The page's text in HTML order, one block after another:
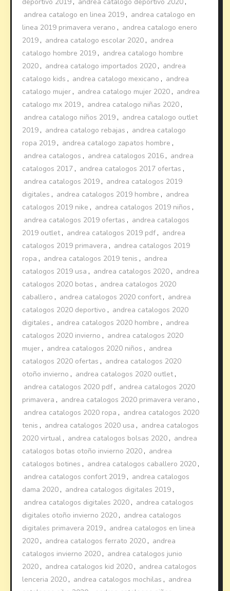
andrea catalogo en linea 2019 , andrea catalogo en
linea 2019 primavera verano , andrea catalogo enero
2019 , andrea catalogo escolar 2020 , andrea
catalogo hombre 2019 , andrea catalogo hombre
2020 , andrea catalogo importados 2020 , andrea
catalogo kids , andrea catalogo mexicano , andrea
catalogo mujer , andrea catalogo mujer 2020 , andrea
catalogo mx 2019 , andrea catalogo niñas 2020 ,
andrea catalogo niños 2019 , andrea catalogo outlet
2019 , andrea catalogo rebajas , andrea catalogo
ropa 2019 , andrea catalogo zapatos hombre ,
andrea catalogos , andrea catalogos 2016 , andrea
catalogos 2017 , andrea catalogos 2017 ofertas ,
andrea catalogos 2019 , andrea catalogos 2019
digitales , andrea catalogos 2019 hombre , andrea
catalogos 2019 nike , andrea catalogos 2019 niños ,
andrea catalogos 2019 ofertas , andrea catalogos
2019 outlet, andrea catalogos 2019 pdf , andrea
catalogos 2019 primavera , andrea catalogos 2019
ropa , andrea catalogos 2019 tenis , andrea
catalogos 2019 usa , andrea catalogos 2020 , andrea
catalogos 2020 botas , andrea catalogos 2020
caballero , andrea catalogos 2020 confort, andrea
catalogos 2020 deportivo , andrea catalogos 2020
digitales , andrea catalogos 2020 hombre , andrea
catalogos 2020 invierno , andrea catalogos 2020
mujer , andrea catalogos 2020 niños , andrea
catalogos 2020 ofertas , andrea catalogos 2020
otoño invierno , andrea catalogos 2020 outlet,
andrea catalogos 2020 pdf , andrea catalogos 2020
primavera , andrea catalogos 2020 primavera verano ,
andrea catalogos 2020 ropa , andrea catalogos 2020
tenis , andrea catalogos 2020 usa , andrea catalogos
2020 virtual , andrea catalogos bolsas 2020 , andrea
catalogos botas otoño invierno 2020 , andrea
catalogos botines , andrea catalogos caballero 2020 ,
andrea catalogos confort 2019 , andrea catalogos
dama 2020 , andrea catalogos digitales 2019 ,
andrea catalogos digitales 2020 , andrea catalogos
digitales otoño invierno 2020 , andrea catalogos
digitales primavera 2019 , andrea catalogos en linea
2020 , andrea catalogos ferrato 2020 , andrea
catalogos invierno 2020 , andrea catalogos junio
2020 , andrea catalogos kid 2020 , andrea catalogos
lenceria 2020 , andrea catalogos mochilas , andrea